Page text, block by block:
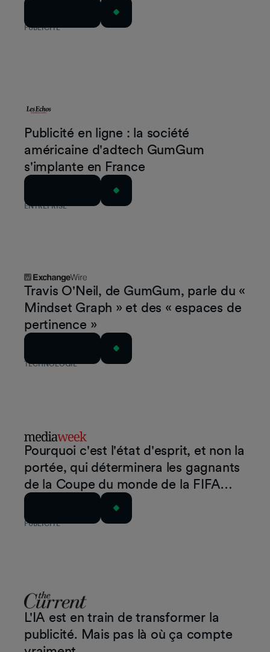
PUBLICITÉ
ENTREPRISE
Publicité en ligne : la société
américaine d'adtech GumGum
s'implante en France
TECHNOLOGIE
Travis O'Neil, de GumGum, parle du «
Mindset Graph » et des « espaces de
pertinence »
PUBLICITÉ
Pourquoi c'est l'état d'esprit, et non la
portée, qui déterminera les gagnants
de la Coupe du monde de la FIFA
2026 pour les marques
L'IA est en train de transformer la
publicité. Mais pas là où ça compte